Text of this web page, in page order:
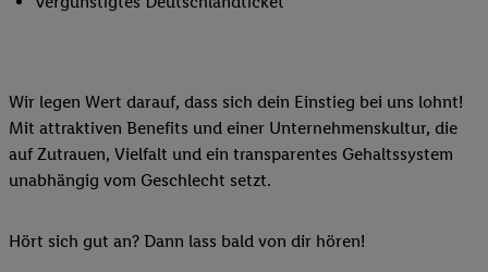
Wir legen Wert darauf, dass sich dein Einstieg bei uns lohnt!
Mit attraktiven Benefits und einer Unternehmenskultur, die
auf Zutrauen, Vielfalt und ein transparentes Gehaltssystem
unabhängig vom Geschlecht setzt.
Hört sich gut an? Dann lass bald von dir hören!